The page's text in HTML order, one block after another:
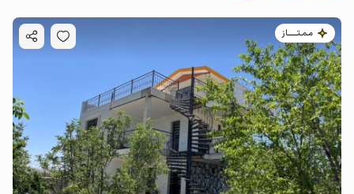
مـمـتــــــاز